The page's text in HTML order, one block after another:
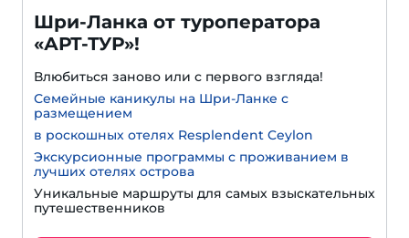
Шри-Ланка от туроператора
«АРТ-ТУР»!
Влюбиться заново или с первого взгляда!
Семейные каникулы на Шри-Ланке с
размещением
в роскошных отелях Resplendent Ceylon
Экскурсионные программы с проживанием в
лучших отелях острова
Уникальные маршруты для самых взыскательных
путешественников